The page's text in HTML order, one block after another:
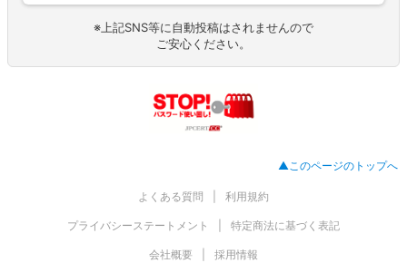
※上記SNS等に自動投稿はされませんので
ご安心ください。
▲このページのトップへ
よくある質問 利用規約
プライバシーステートメント 特定商法に基づく表記
会社概要 採用情報